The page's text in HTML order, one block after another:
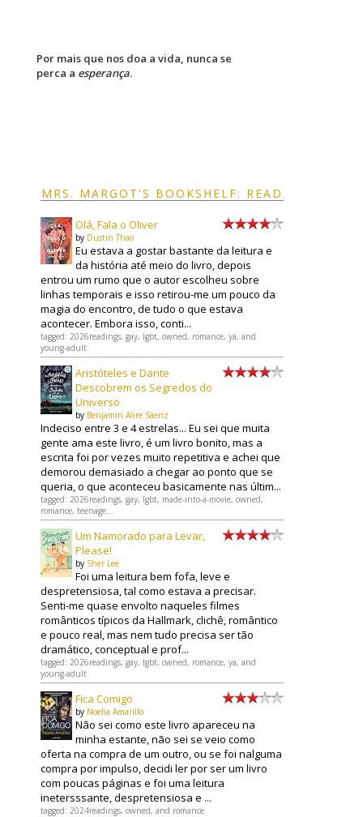
Por mais que nos doa a vida, nunca se
perca a esperança.
MRS. MARGOT'S BOOKSHELF: READ
Olá, Fala o Oliver
by Dustin Thao
Eu estava a gostar bastante da leitura e
da história até meio do livro, depois
entrou um rumo que o autor escolheu sobre
linhas temporais e isso retirou-me um pouco da
magia do encontro, de tudo o que estava
acontecer. Embora isso, conti...
tagged: 2026readings, gay, lgbt, owned, romance, ya, and
young-adult
Aristóteles e Dante
Descobrem os Segredos do
Universo
by Benjamin Alire Sáenz
Indeciso entre 3 e 4 estrelas... Eu sei que muita
gente ama este livro, é um livro bonito, mas a
escrita foi por vezes muito repetitiva e achei que
demorou demasiado a chegar ao ponto que se
queria, o que aconteceu basicamente nas últim...
tagged: 2026readings, gay, lgbt, made-into-a-movie, owned,
romance, teenage...
Um Namorado para Levar,
Please!
by Sher Lee
Foi uma leitura bem fofa, leve e
despretensiosa, tal como estava a precisar.
Senti-me quase envolto naqueles filmes
românticos típicos da Hallmark, clichê, romântico
e pouco real, mas nem tudo precisa ser tão
dramático, conceptual e prof...
tagged: 2026readings, gay, lgbt, owned, romance, ya, and
young-adult
Fica Comigo
by Noelia Amarillo
Não sei como este livro apareceu na
minha estante, não sei se veio como
oferta na compra de um outro, ou se foi nalguma
compra por impulso, decidi ler por ser um livro
com poucas páginas e foi uma leitura
inetersssante, despretensiosa e ...
tagged: 2024readings, owned, and romance